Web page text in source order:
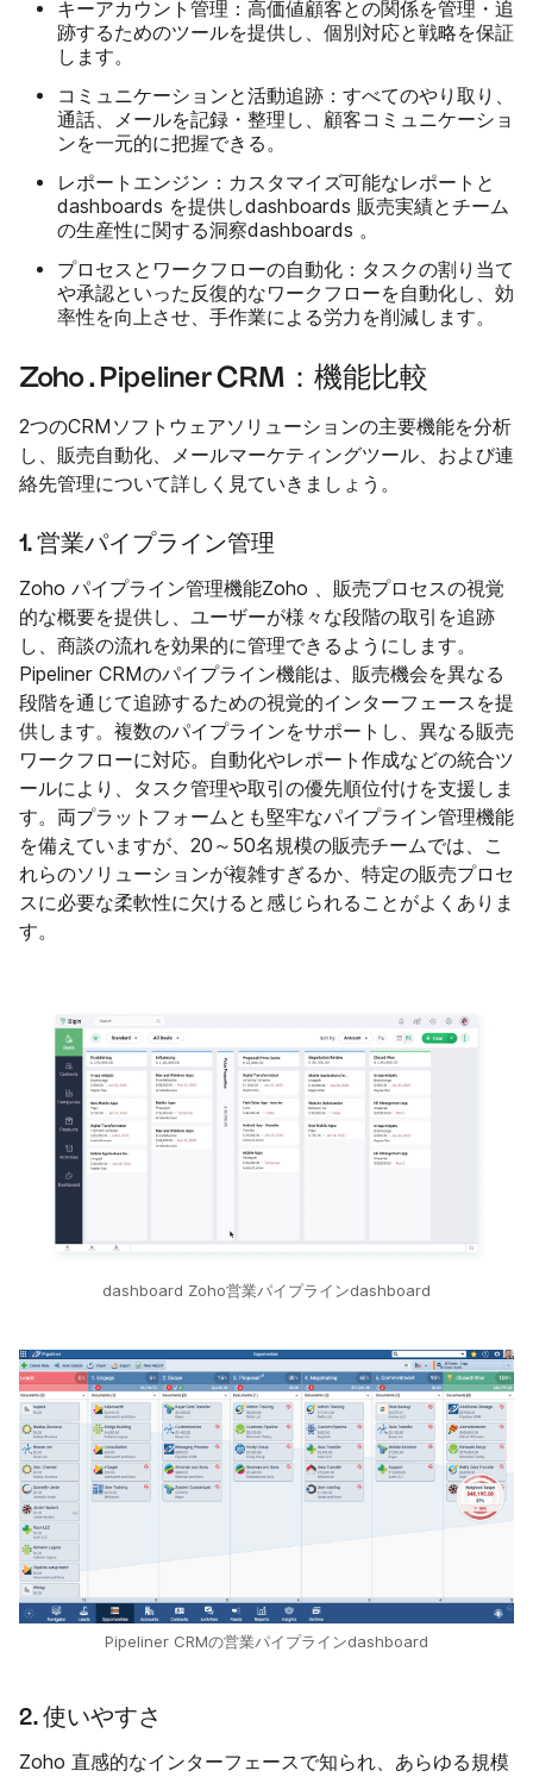
キーアカウント管理 ：高価値顧客との関係を管理・追
跡するためのツールを提供し、個別対応と戦略を保証
します。
コミュニケーションと活動追跡 ：すべてのやり取り、
通話、メールを記録・整理し、顧客コミュニケーショ
ンを一元的に把握できる。
レポートエンジン ：カスタマイズ可能なレポートと
dashboards を提供しdashboards 販売実績とチーム
の生産性に関する洞察dashboards 。
プロセスとワークフローの自動化 ：タスクの割り当て
や承認といった反復的なワークフローを自動化し、効
率性を向上させ、手作業による労力を削減します。
Zoho . Pipeliner CRM：機能比較
2つのCRMソフトウェアソリューションの主要機能を分析
し、販売自動化、メールマーケティングツール、および連
絡先管理について詳しく見ていきましょう。
1. 営業パイプライン管理
Zoho パイプライン管理機能Zoho 、販売プロセスの視覚
的な概要を提供し、ユーザーが様々な段階の取引を追跡
し、商談の流れを効果的に管理できるようにします。
Pipeliner CRMのパイプライン機能は、販売機会を異なる
段階を通じて追跡するための視覚的インターフェースを提
供します。複数のパイプラインをサポートし、異なる販売
ワークフローに対応。自動化やレポート作成などの統合ツ
ールにより、タスク管理や取引の優先順位付けを支援しま
す。両プラットフォームとも堅牢なパイプライン管理機能
を備えていますが、20～50名規模の販売チームでは、こ
れらのソリューションが複雑すぎるか、特定の販売プロセ
スに必要な柔軟性に欠けると感じられることがよくありま
す。
dashboard Zoho営業パイプラインdashboard
Pipeliner CRMの営業パイプラインdashboard
2. 使いやすさ
Zoho 直感的なインターフェースで知られ、あらゆる規模